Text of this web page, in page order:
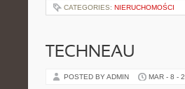
CATEGORIES: NIERUCHOMOŚCI
TECHNEAU
POSTED BY ADMIN MAR - 8 -